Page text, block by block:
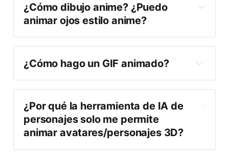
¿Cómo dibujo anime? ¿Puedo
animar ojos estilo anime?
¿Cómo hago un GIF animado?
¿Por qué la herramienta de IA de
personajes solo me permite
animar avatares/personajes 3D?